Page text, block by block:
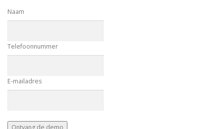
Naam
Telefoonnummer
E-mailadres
Ontvang de demo